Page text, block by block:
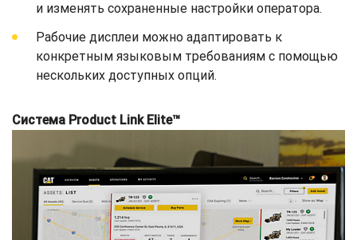
и изменять сохраненные настройки оператора.
Рабочие дисплеи можно адаптировать к
конкретным языковым требованиям с помощью
нескольких доступных опций.
Система Product Link Elite™